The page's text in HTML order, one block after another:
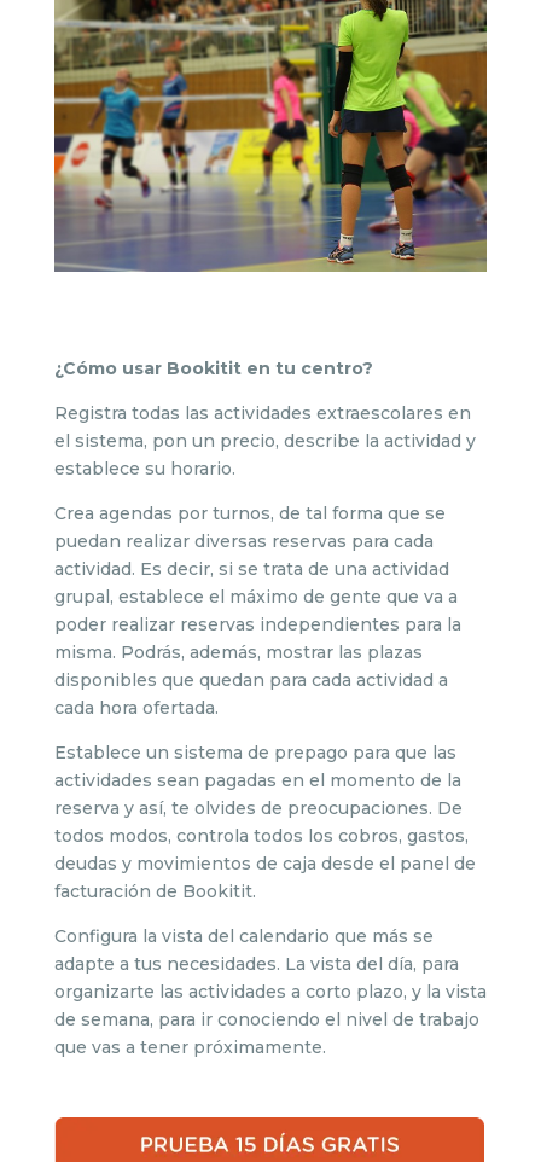
¿Cómo usar Bookitit en tu centro?
Registra todas las actividades extraescolares en
el sistema, pon un precio, describe la actividad y
establece su horario.
Crea agendas por turnos, de tal forma que se
puedan realizar diversas reservas para cada
actividad. Es decir, si se trata de una actividad
grupal, establece el máximo de gente que va a
poder realizar reservas independientes para la
misma. Podrás, además, mostrar las plazas
disponibles que quedan para cada actividad a
cada hora ofertada.
Establece un sistema de prepago para que las
actividades sean pagadas en el momento de la
reserva y así, te olvides de preocupaciones. De
todos modos, controla todos los cobros, gastos,
deudas y movimientos de caja desde el panel de
facturación de Bookitit.
Configura la vista del calendario que más se
adapte a tus necesidades. La vista del día, para
organizarte las actividades a corto plazo, y la vista
de semana, para ir conociendo el nivel de trabajo
que vas a tener próximamente.